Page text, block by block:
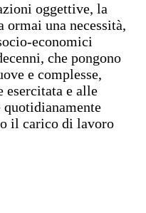
oggettive, la
una necessità,
economici
che pongono
e complesse,
esercitata e alle
il carico di lavoro